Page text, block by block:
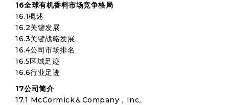
16全球有机香料市场竞争格局
16.1概述
16.2关键发展
16.3关键战略发展
16.4公司市场排名
16.5区域足迹
16.6行业足迹
17公司简介
17.1 McCormick＆Company，Inc。